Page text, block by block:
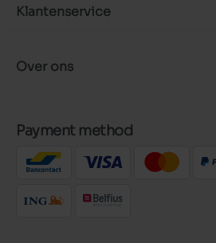
Klantenservice
Over ons
Payment method